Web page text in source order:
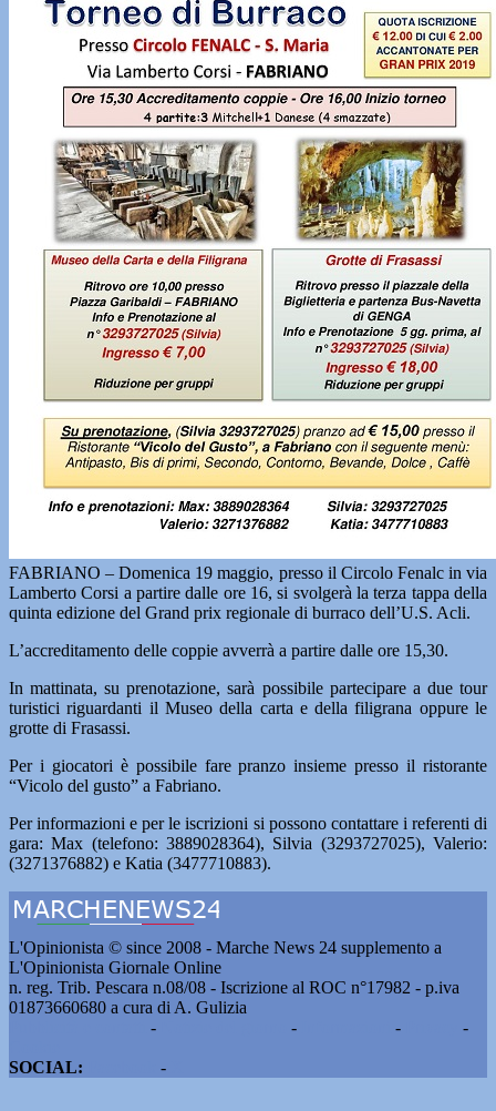
FABRIANO – Domenica 19 maggio, presso il Circolo Fenalc in via
Lamberto Corsi a partire dalle ore 16, si svolgerà la terza tappa della
quinta edizione del Grand prix regionale di burraco dell’U.S. Acli.
L’accreditamento delle coppie avverrà a partire dalle ore 15,30.
In mattinata, su prenotazione, sarà possibile partecipare a due tour
turistici riguardanti il Museo della carta e della filigrana oppure le
grotte di Frasassi.
Per i giocatori è possibile fare pranzo insieme presso il ristorante
“Vicolo del gusto” a Fabriano.
Per informazioni e per le iscrizioni si possono contattare i referenti di
gara: Max (telefono: 3889028364), Silvia (3293727025), Valerio:
(3271376882) e Katia (3477710883).
L'Opinionista © since 2008 - Marche News 24 supplemento a
L'Opinionista Giornale Online
n. reg. Trib. Pescara n.08/08 - Iscrizione al ROC n°17982 - p.iva
01873660680 a cura di A. Gulizia
- - -
-
SOCIAL:
-